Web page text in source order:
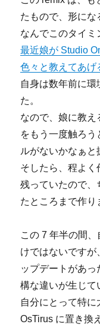
たもので、形にな
なんでこのタイミ
最近娘が Studio
色々と教えてあげ
自身は数年前に
た。
なので、娘に教え
をもう一度触ろう
ルがないかなぁと
そしたら、程よく
残っていたので、
たところまで作り
この 7 年半の間
けではないですが
ップデートがあ
構な違いが生じて
自分にとって特
OsTirus に置き換